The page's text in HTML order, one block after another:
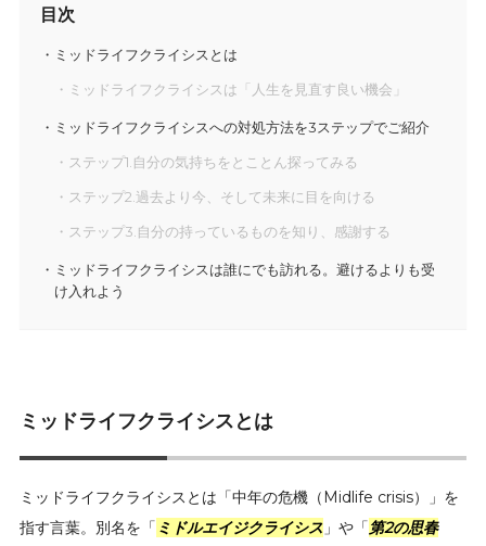
目次
ミッドライフクライシスとは
ミッドライフクライシスは「人生を見直す良い機会」
ミッドライフクライシスへの対処方法を3ステップでご紹介
ステップ1.自分の気持ちをとことん探ってみる
ステップ2.過去より今、そして未来に目を向ける
ステップ3.自分の持っているものを知り、感謝する
ミッドライフクライシスは誰にでも訪れる。避けるよりも受
け入れよう
ミッドライフクライシスとは
ミッドライフクライシスとは「中年の危機（Midlife crisis）」を
指す言葉。別名を「 ミドルエイジクライシス 」や「第2の思春